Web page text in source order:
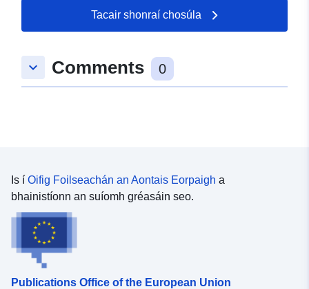
Tacair shonraí chosúla
keyboard_arrow_down Comments 0
Is í Oifig Foilseachán an Aontais Eorpaigh a
bhainistíonn an suíomh gréasáin seo.
Publications Office of the European Union